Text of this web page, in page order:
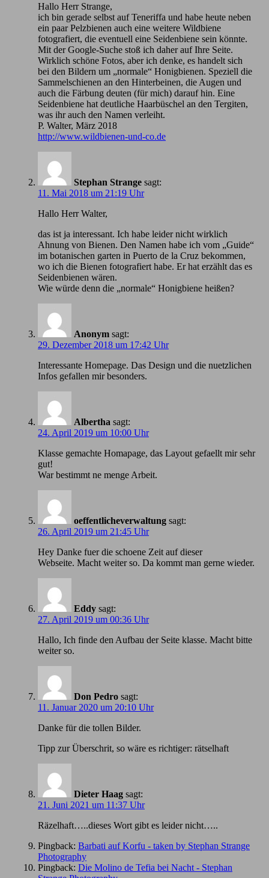
Hallo Herr Strange,
ich bin gerade selbst auf Teneriffa und habe heute neben
ein paar Pelzbienen auch eine weitere Wildbiene
fotografiert, die eventuell eine Seidenbiene sein könnte.
Mit der Google-Suche stoß ich daher auf Ihre Seite.
Wirklich schöne Fotos, aber ich denke, es handelt sich
bei den Bildern um „normale“ Honigbienen. Speziell die
Sammelschienen an den Hinterbeinen, die Augen und
auch die Färbung deuten (für mich) darauf hin. Eine
Seidenbiene hat deutliche Haarbüschel an den Tergiten,
was ihr auch den Namen verleiht.
P. Walter, März 2018
http://www.wildbienen-und-co.de
Stephan Strange sagt:
11. Mai 2018 um 21:19 Uhr
Hallo Herr Walter,
das ist ja interessant. Ich habe leider nicht wirklich
Ahnung von Bienen. Den Namen habe ich vom „Guide“
im botanischen garten in Puerto de la Cruz bekommen,
wo ich die Bienen fotografiert habe. Er hat erzählt das es
Seidenbienen wären.
Wie würde denn die „normale“ Honigbiene heißen?
Anonym sagt:
29. Dezember 2018 um 17:42 Uhr
Іnteressante Homepage. Das Design und die nuetzlichen
Infos gefallen mir besonders.
Albertha sagt:
24. April 2019 um 10:00 Uhr
Klasse gemachte Homapage, das Layout gefaellt mir sehr
gut!
War bestimmt ne menge Arbeit.
oeffentlicheverwaltung sagt:
26. April 2019 um 21:45 Uhr
Hey Danke fuer die schoene Zeit auf dieser
Webseite. Macht weiter so. Da kommt man gerne wieder.
Eddy sagt:
27. April 2019 um 00:36 Uhr
Hallo, Ich finde den Aufbau der Seite klasse. Macht bitte
weiter so.
Don Pedro sagt:
11. Januar 2020 um 20:10 Uhr
Danke für die tollen Bilder.
Tipp zur Überschrit, so wäre es richtiger: rätselhaft
Dieter Haag sagt:
21. Juni 2021 um 11:37 Uhr
Räzelhaft…..dieses Wort gibt es leider nicht…..
Pingback: Barbati auf Korfu - taken by Stephan Strange
Photography
Pingback: Die Molino de Tefia bei Nacht - Stephan